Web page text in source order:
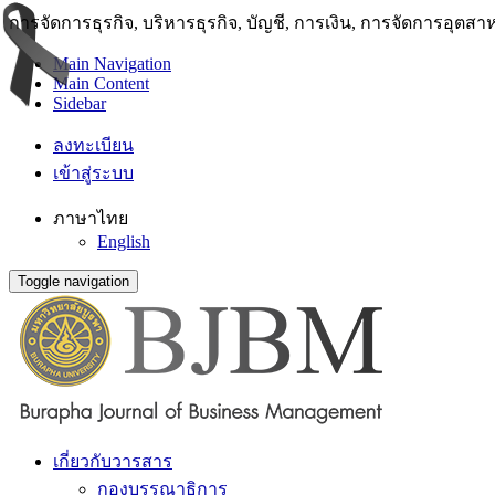
การจัดการธุรกิจ, บริหารธุรกิจ, บัญชี, การเงิน, การจัดการอุตสา
Main Navigation
Main Content
Sidebar
ลงทะเบียน
เข้าสู่ระบบ
ภาษาไทย
English
Toggle navigation
เกี่ยวกับวารสาร
กองบรรณาธิการ